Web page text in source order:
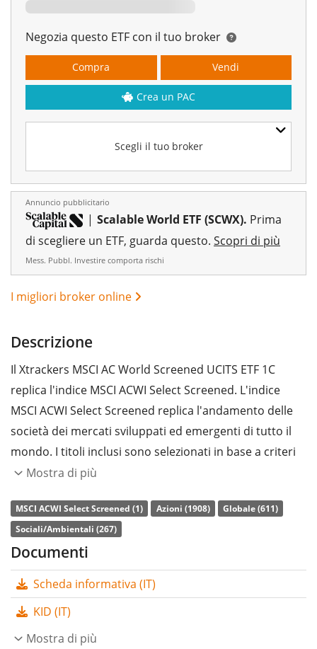
Negozia questo ETF con il tuo broker
Scegli il tuo broker
Compra Vendi
Crea un PAC
Annuncio pubblicitario
| Scalable World ETF (SCWX). Prima
di scegliere un ETF, guarda questo. Scopri di più
Mess. Pubbl. Investire comporta rischi
I migliori broker online
Descrizione
Il Xtrackers MSCI AC World Screened UCITS ETF 1C
replica l'indice MSCI ACWI Select Screened. L'indice
MSCI ACWI Select Screened replica l'andamento delle
società dei mercati sviluppati ed emergenti di tutto il
mondo. I titoli inclusi sono selezionati in base a criteri
ESG (ambientali, sociali e di governance aziendale).
carbone termico, sabbie bituminose, mancata
adesione al Global Compact delle Nazioni Unite. Inoltre,
l'indice punta a una riduzione minima del 30%
dell'intensità delle emissioni di carbonio rispetto al
proprio indice di riferimento (MSCI ACWI).
Mostra di più
MSCI ACWI Select Screened (1) Azioni (1908)
Globale (611)
Sociali/Ambientali (267)
Documenti
Scheda informativa (IT)
KID (IT)
Mostra di più